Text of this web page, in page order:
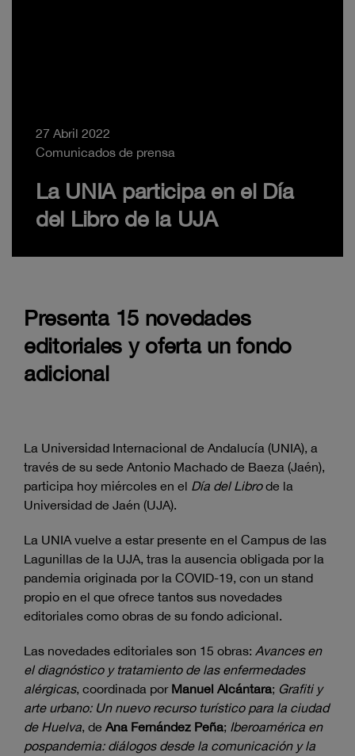
27 Abril 2022
Comunicados de prensa
La UNIA participa en el Día
del Libro de la UJA
Presenta 15 novedades
editoriales y oferta un fondo
adicional
La Universidad Internacional de Andalucía (UNIA), a
través de su sede Antonio Machado de Baeza (Jaén),
participa hoy miércoles en el Día del Librode la
Universidad de Jaén (UJA).
La UNIA vuelve a estar presente en el Campus de las
Lagunillas de la UJA, tras la ausencia obligada por la
pandemia originada por la COVID-19, con un stand
propio en el que ofrece tantos sus novedades
editoriales como obras de su fondo adicional.
Las novedades editoriales son 15 obras: Avances en
el diagnóstico y tratamiento de las enfermedades
alérgicas, coordinada por Manuel Alcántara; Grafiti y
arte urbano: Un nuevo recurso turístico para la ciudad
de Huelva, de Ana Fernández Peña; Iberoamérica en
pospandemia: diálogos desde la comunicación y la